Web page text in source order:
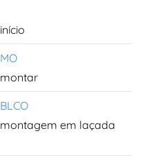
início
MO
montar
BLCO
montagem em laçada